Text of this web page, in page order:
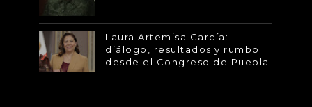
Laura Artemisa García:
diálogo, resultados y rumbo
desde el Congreso de Puebla